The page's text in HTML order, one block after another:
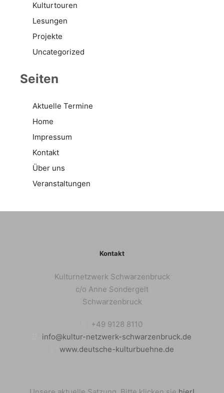
Kulturtouren
Lesungen
Projekte
Uncategorized
Seiten
Aktuelle Termine
Home
Impressum
Kontakt
Über uns
Veranstaltungen
Kontakt
Kulturnetzwerk Schwarzenbruck
c/o Anne Sondergelt
Schwarzenbruck
+49 9128 8110
info@kultur-netzwerk-schwarzenbruck.de
www.deutsche-kulturbuehne.de